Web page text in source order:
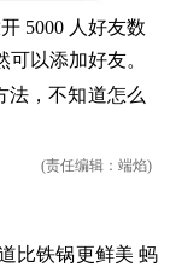
5000 人好友数
以添加好友。
法，不知道怎么
(责任编辑：端焰)
比铁锅更鲜美 蚂